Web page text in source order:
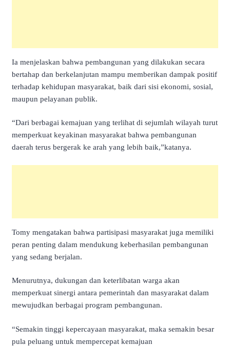
Ia menjelaskan bahwa pembangunan yang dilakukan secara
bertahap dan berkelanjutan mampu memberikan dampak positif
terhadap kehidupan masyarakat, baik dari sisi ekonomi, sosial,
maupun pelayanan publik.
“Dari berbagai kemajuan yang terlihat di sejumlah wilayah turut
memperkuat keyakinan masyarakat bahwa pembangunan
daerah terus bergerak ke arah yang lebih baik,”katanya.
Tomy mengatakan bahwa partisipasi masyarakat juga memiliki
peran penting dalam mendukung keberhasilan pembangunan
yang sedang berjalan.
Menurutnya, dukungan dan keterlibatan warga akan
memperkuat sinergi antara pemerintah dan masyarakat dalam
mewujudkan berbagai program pembangunan.
“Semakin tinggi kepercayaan masyarakat, maka semakin besar
pula peluang untuk mempercepat kemajuan